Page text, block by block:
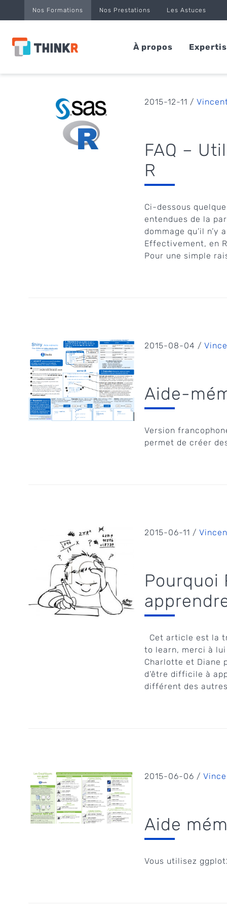
Nos Formations Nos Prestations Les Astuces
À propos
2015-12-11 /
FAQ –
R
Ci-dessous
entendues de la
dommage qu’il n’y
Effectivement, en
Pour une simple
2015-08-04 /
Aide-
Version
permet de créer
2015-06-11 /
Cet article est la
to learn, merci à
Charlotte et Diane
d’être difficile à
différent des
2015-06-06 /
Aide
Vous utilisez
Panneau de gestion des cookies